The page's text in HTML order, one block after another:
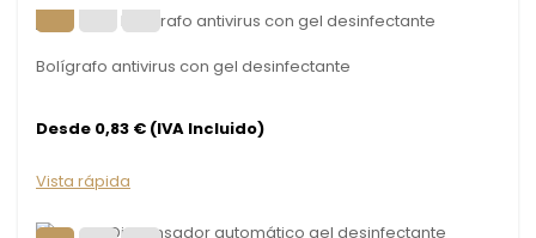
Bolígrafo antivirus con gel desinfectante
Desde 0,83 € (IVA Incluido)
Vista rápida